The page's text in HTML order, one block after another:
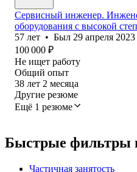
Сервисный инженер.
оборудования с высокой
57 лет • Был 29 апреля 2023
100 000 ₽
Не ищет работу
Общий опыт
38 лет 2 месяца
Другие резюме
Ещё 1 резюме
Быстрые фильтры
Частичная занятость